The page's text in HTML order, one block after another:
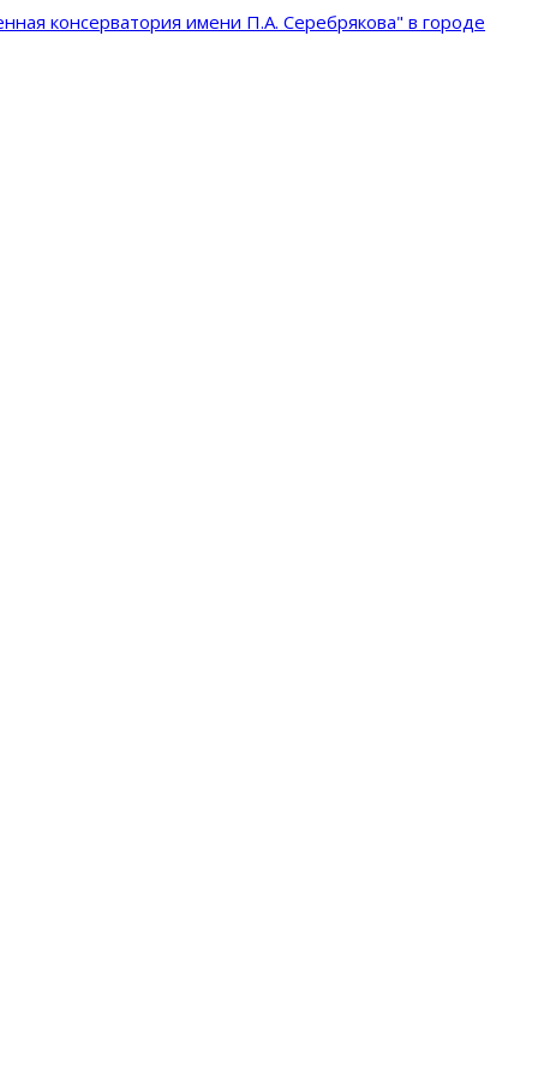
консерватория имени П.А. Серебрякова" в городе